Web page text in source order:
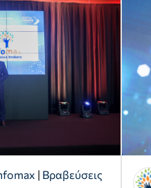
| Βραβεύσεις